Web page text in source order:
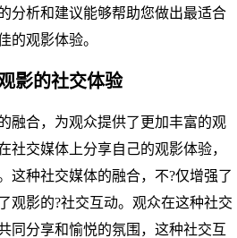
分析和建议能够帮助您做出最适合
的观影体验。
影的社交体验
融合，为观众提供了更加丰富的观
社交媒体上分享自己的观影体验，
这种社交媒体的融合，不?仅增强了
观影的?社交互动。观众在这种社交
同分享和愉悦的氛围，这种社交互